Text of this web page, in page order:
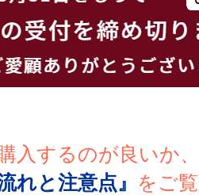
入するのが良いか
れと注意点』
をご